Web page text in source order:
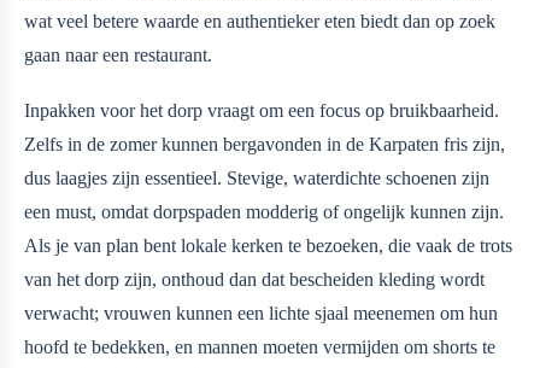
wat veel betere waarde en authentieker eten biedt dan op zoek
gaan naar een restaurant.
Inpakken voor het dorp vraagt om een focus op bruikbaarheid.
Zelfs in de zomer kunnen bergavonden in de Karpaten fris zijn,
dus laagjes zijn essentieel. Stevige, waterdichte schoenen zijn
een must, omdat dorpspaden modderig of ongelijk kunnen zijn.
Als je van plan bent lokale kerken te bezoeken, die vaak de trots
van het dorp zijn, onthoud dan dat bescheiden kleding wordt
verwacht; vrouwen kunnen een lichte sjaal meenemen om hun
hoofd te bedekken, en mannen moeten vermijden om shorts te